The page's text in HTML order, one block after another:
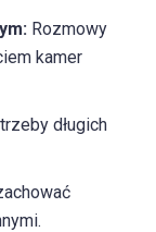
Rozmowy
kamer
długich